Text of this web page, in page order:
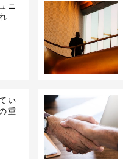
ニ
い
重